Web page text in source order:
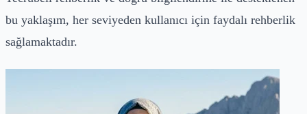
bu yaklaşım, her seviyeden kullanıcı için faydalı rehberlik
sağlamaktadır.